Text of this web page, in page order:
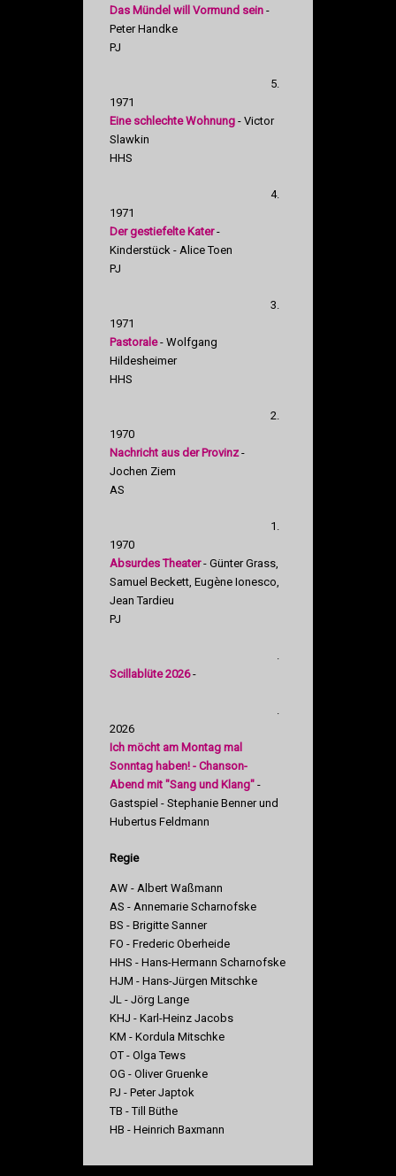
Das Mündel will Vormund sein -
Peter Handke
PJ
5.
1971
Eine schlechte Wohnung - Victor
Slawkin
HHS
4.
1971
Der gestiefelte Kater-
Kinderstück - Alice Toen
PJ
3.
1971
Pastorale- Wolfgang
Hildesheimer
HHS
2.
1970
Nachricht aus der Provinz-
Jochen Ziem
AS
1.
1970
Absurdes Theater- Günter Grass,
Samuel Beckett, Eugène Ionesco,
Jean Tardieu
PJ
.
Scillablüte 2026-
.
2026
Ich möcht am Montag mal
Sonntag haben! - Chanson-
Abend mit "Sang und Klang" -
Gastspiel - Stephanie Benner und
Hubertus Feldmann
Regie
AW - Albert Waßmann
AS - Annemarie Scharnofske
BS - Brigitte Sanner
FO - Frederic Oberheide
HHS - Hans-Hermann Scharnofske
HJM - Hans-Jürgen Mitschke
JL - Jörg Lange
KHJ - Karl-Heinz Jacobs
KM - Kordula Mitschke
OT - Olga Tews
OG - Oliver Gruenke
PJ - Peter Japtok
TB - Till Büthe
HB - Heinrich Baxmann